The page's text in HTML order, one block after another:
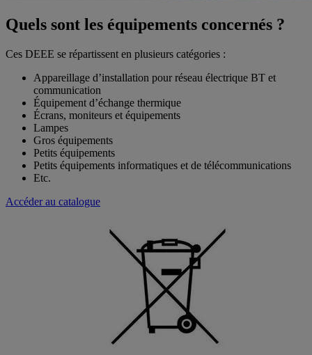
Quels sont les équipements concernés ?
Ces DEEE se répartissent en plusieurs catégories :
Appareillage d’installation pour réseau électrique BT et
communication
Équipement d’échange thermique
Écrans, moniteurs et équipements
Lampes
Gros équipements
Petits équipements
Petits équipements informatiques et de télécommunications
Etc.
Accéder au catalogue